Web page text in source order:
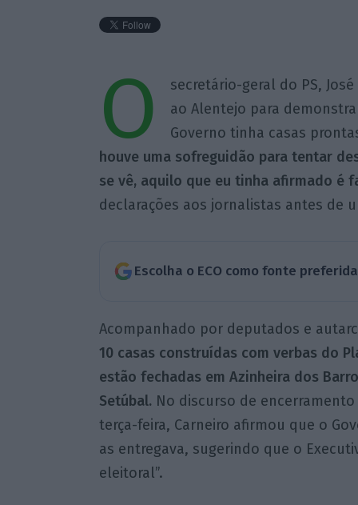
O
secretário-geral do PS,
ao Alentejo para
Governo tinha casas
houve uma sofreguidão para tentar
se vê, aquilo que eu tinha afirmado é
declarações aos jornalistas antes de
Escolha o ECO como fonte
Acompanhado por deputados e
10 casas construídas com verbas do
estão fechadas em Azinheira dos
Setúbal. No discurso de
terça-feira, Carneiro afirmou que o
as entregava, sugerindo que o
eleitoral”.